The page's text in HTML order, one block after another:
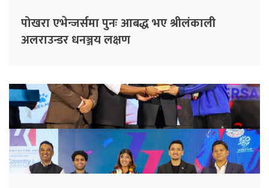
पोखरा एभेन्जर्समा पुनः आबद्ध भए श्रीलंकाली
अलराउन्डर धनञ्जय लक्षण